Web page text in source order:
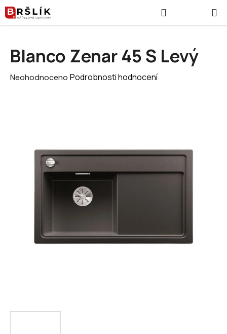
Přejít na obsah
Blanco Zenar 45 S Levý
Průměrné hodnocení produktu je 0,0 z 5 hvězdiček.
Neohodnoceno Podrobnosti hodnocení